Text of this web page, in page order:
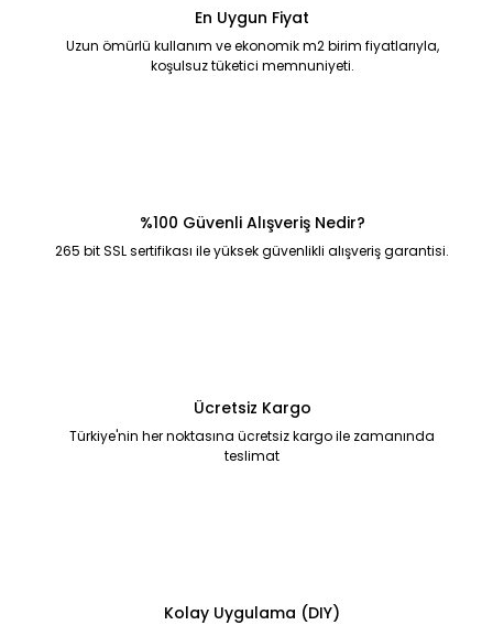
En Uygun Fiyat
Uzun ömürlü kullanım ve ekonomik m2 birim fiyatlarıyla,
koşulsuz tüketici memnuniyeti.
%100 Güvenli Alışveriş Nedir?
265 bit SSL sertifikası ile yüksek güvenlikli alışveriş garantisi.
Ücretsiz Kargo
Türkiye'nin her noktasına ücretsiz kargo ile zamanında
teslimat
Kolay Uygulama (DIY)